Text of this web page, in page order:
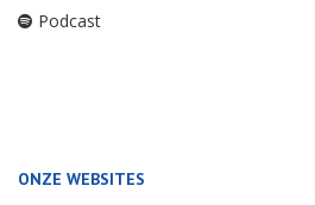
Podcast
ONZE WEBSITES